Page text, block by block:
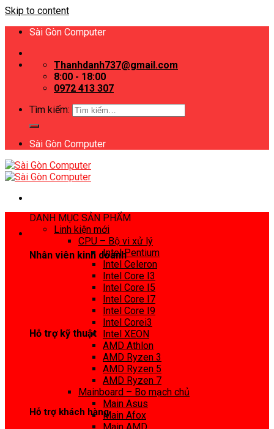
Skip to content
Sài Gòn Computer
Thanhdanh737@gmail.com
8:00 - 18:00
0972 413 307
Tìm kiếm:
Sài Gòn Computer
Nhân viên kinh doanh
Hỗ trợ kỹ thuật
Hỗ trợ khách hàng
DANH MỤC SẢN PHẨM
Linh kiện mới
CPU – Bộ vi xử lý
Intel Pentium
Intel Celeron
Intel Core I3
Intel Core I5
Intel Core I7
Intel Core I9
Intel Corei3
Intel XEON
AMD Athlon
AMD Ryzen 3
AMD Ryzen 5
AMD Ryzen 7
Mainboard – Bo mạch chủ
Main Asus
Main Afox